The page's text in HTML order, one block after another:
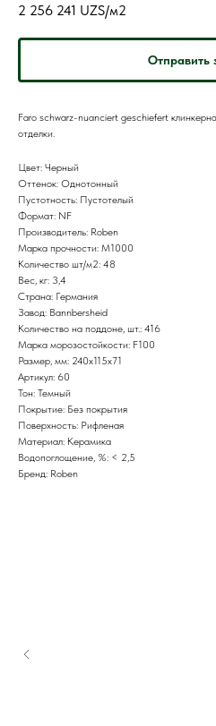
2 256 241 UZS/м2
Отправить
Faro schwarz-nuanciert geschiefert
отделки.
Цвет: Черный
Оттенок: Однотонный
Пустотность: Пустотелый
Формат: NF
Производитель: Roben
Марка прочности: M1000
Количество шт/м2: 48
Вес, кг: 3,4
Страна: Германия
Завод: Bannbersheid
Количество на поддоне, шт.: 416
Марка морозостойкости: F100
Размер, мм: 240x115x71
Артикул: 60
Тон: Темный
Покрытие: Без покрытия
Поверхность: Рифленая
Материал: Керамика
Водопоглощение, %: < 2,5
Бренд: Roben